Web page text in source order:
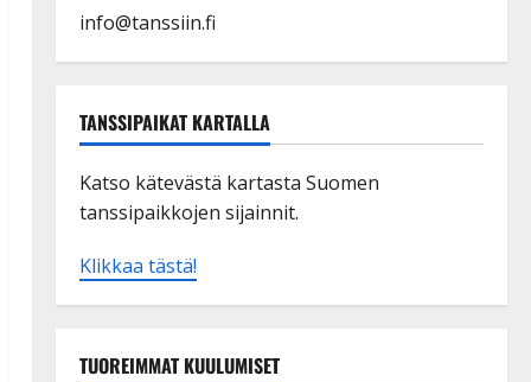
info@tanssiin.fi
TANSSIPAIKAT KARTALLA
Katso kätevästä kartasta Suomen
tanssipaikkojen sijainnit.
Klikkaa tästä!
TUOREIMMAT KUULUMISET